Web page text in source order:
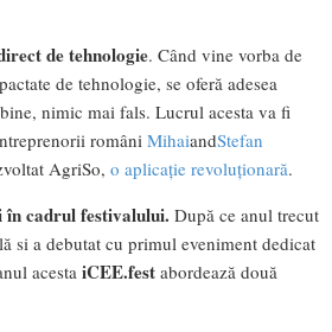
de tehnologie. Când vine vorba de
de tehnologie, se oferă adesea
nimic mai fals. Lucrul acesta va fi
români MihaiandStefan
AgriSo, o aplicație revoluționară.
în cadrul festivalului. După ce anul trecut
si a debutat cu primul eveniment dedicat
acesta iCEE.fest abordează două